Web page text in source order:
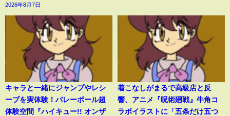
2026年8月7日
キャラと一緒にジャンプやレシ
ーブを実体験！バレーボール超
体験空間『ハイキュー!! オンザ
着こなしがまるで高級店と反
響、アニメ『呪術廻戦』牛角コ
ラボイラストに「五条だけ五つ